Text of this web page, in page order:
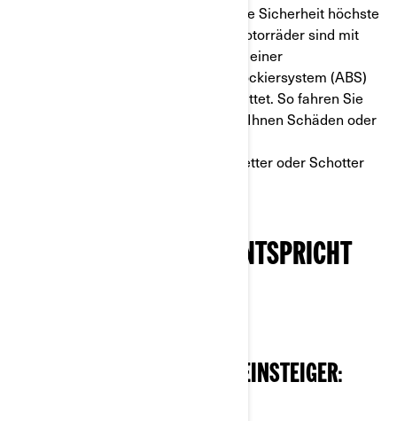
Überraschungen Für Can-Am hat Ihre Sicherheit höchste
Priorität. Alle unsere dreirädrigen Motorräder sind mit
einem Fahrsicherheitssystem (VSS), einer
Traktionskontrolle und einem Antiblockiersystem (ABS)
aus der Automobilindustrie ausgestattet. So fahren Sie
sicher auf allen Straßen, auch wenn Ihnen Schäden oder
Fahrbahnmarkierungen bei Regenwetter oder Schotter
WELCHES MOTORRAD ENTSPRICHT
DAS BESTE MOTORRAD FÜR EINSTEIGER: